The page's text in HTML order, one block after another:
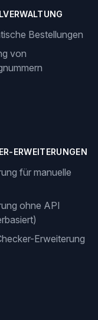
Bestellungen
von
ERWEITERUNGEN
für manuelle
ohne API
Erweiterung